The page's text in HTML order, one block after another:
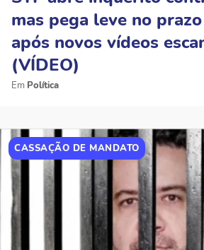
mas pega leve no
após novos vídeos
(VÍDEO)
Política
CASSAÇÃO DE MANDATO